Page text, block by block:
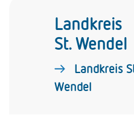
Landkreis
St. Wendel
Landkreis
Wendel